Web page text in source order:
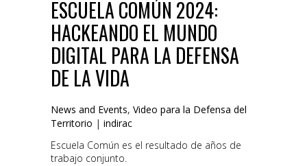
ESCUELA COMÚN 2024:
HACKEANDO EL MUNDO
DIGITAL PARA LA DEFENSA
DE LA VIDA
News and Events, Video para la Defensa del
Territorio | indirac
Escuela Común es el resultado de años de
trabajo conjunto.